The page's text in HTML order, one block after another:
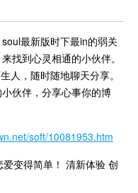
最新版时下最in的弱关
找到心灵相通的小伙伴。
人，随时随地聊天分享。
伙伴，分享心事你的博
soft/10081953.htm
变得简单！ 清新体验 创